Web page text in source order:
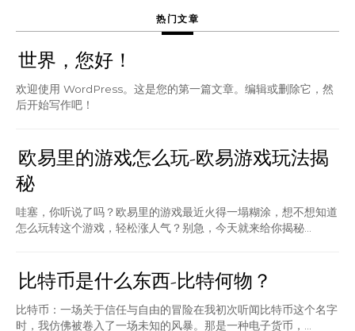
热门文章
世界，您好！
欢迎使用 WordPress。这是您的第一篇文章。编辑或删除它，然
后开始写作吧！
欧易里的游戏怎么玩-欧易游戏玩法揭
秘
哇塞，你听说了吗？欧易里的游戏最近火得一塌糊涂，想不想知道
怎么玩转这个游戏，轻松涨人气？别急，今天就来给你揭秘...
比特币是什么东西-比特何物？
比特币：一场关于信任与自由的冒险在我初次听闻比特币这个名字
时，我仿佛被卷入了一场未知的风暴。那是一种电子货币，...